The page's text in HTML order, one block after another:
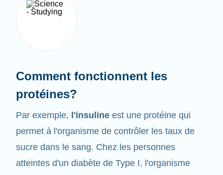
Comment fonctionnent les
protéines?
Par exemple, l'insuline est une protéine qui
permet à l'organisme de contrôler les taux de
sucre dans le sang. Chez les personnes
atteintes d'un diabète de Type I, l'organisme